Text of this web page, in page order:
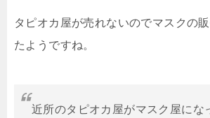
タピオカ屋が売れないのでマスクの
たようですね。
近所のタピオカ屋がマスク屋にな